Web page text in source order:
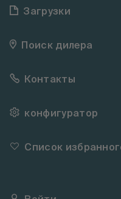
Загрузки
Поиск дилера
Контакты
конфигуратор
Список